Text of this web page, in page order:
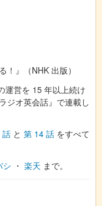
』（NHK 出版）
運営を 15 年以上続け
ジオ英会話』で連載し
話 と 第 14 話 をすべて
シ ・ 楽天 まで。